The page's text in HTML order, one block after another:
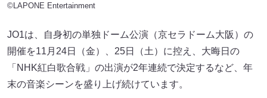
©LAPONE Entertainment
JO1は、自身初の単独ドーム公演（京セラドーム大阪）の
開催を11月24日（金）、25日（土）に控え、大晦日の
「NHK紅白歌合戦」の出演が2年連続で決定するなど、年
末の音楽シーンを盛り上げ続けています。